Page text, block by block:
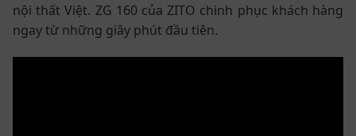
nội thất Việt. ZG 160 của ZITO chinh phục khách hàng
ngay từ những giây phút đầu tiên.